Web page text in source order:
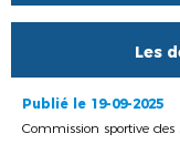
Les
Publié le 19-09-2025
Commission sportive des